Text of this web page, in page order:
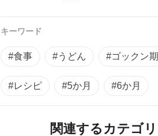
キーワード
#食事 #うどん #ゴックン期
#レシピ #5か月 #6か月
関連するカテゴリ